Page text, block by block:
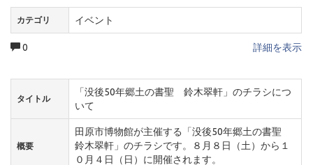
カテゴリ イベント
0 詳細を表示
タイトル
「没後50年郷土の書聖 鈴木翠軒」のチラシにつ
いて
概要
田原市博物館が主催する「没後50年郷土の書聖
鈴木翠軒」のチラシです。８月８日（土）から１
０月４日（日）に開催されます。